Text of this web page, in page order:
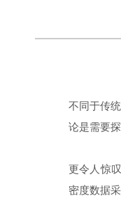
不同于传
论是需要
更令人惊
密度数据